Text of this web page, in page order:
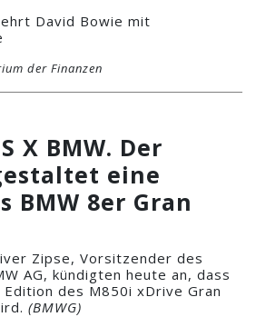
der Finanzen
X BMW. Der
eine
BMW 8er Gran
Zipse, Vorsitzender des
AG, kündigten heute an, dass
des M850i xDrive Gran
(BMWG)